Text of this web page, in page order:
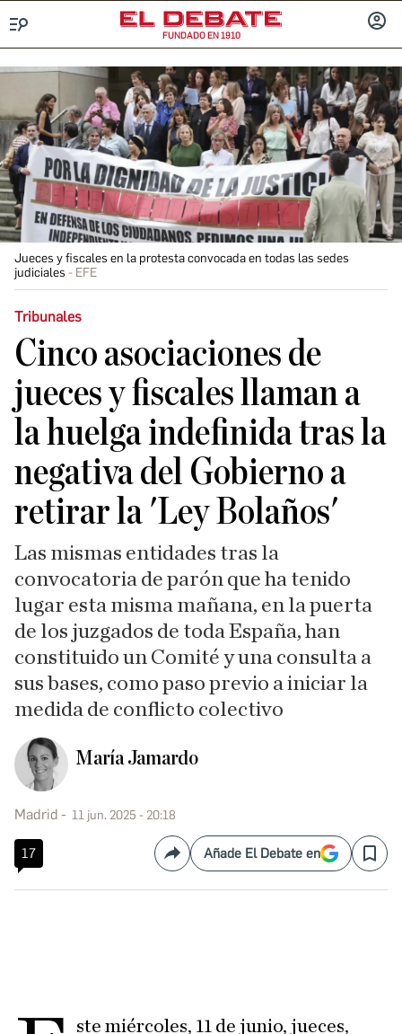
FUNDADO EN 1910
Jueces y fiscales en la protesta convocada en todas las sedes
judiciales
EFE
Tribunales
Cinco asociaciones de
jueces y fiscales llaman a
la huelga indefinida tras la
negativa del Gobierno a
retirar la 'Ley Bolaños'
Las mismas entidades tras la
convocatoria de parón que ha tenido
lugar esta misma mañana, en la puerta
de los juzgados de toda España, han
constituido un Comité y una consulta a
sus bases, como paso previo a iniciar la
medida de conflicto colectivo
María Jamardo
Madrid 11 jun. 2025 - 20:18
17 CompartirAñade El Debate en Save
ste miércoles, 11 de junio, jueces,